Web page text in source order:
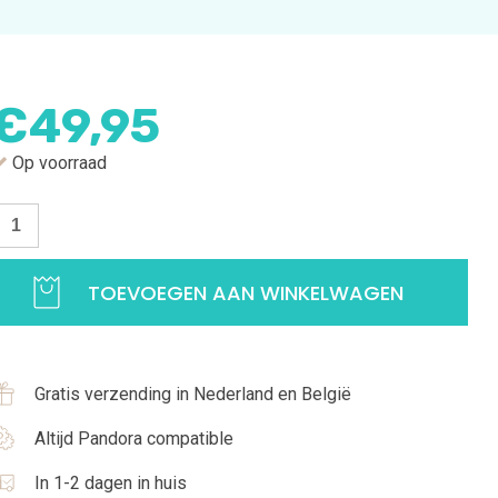
49,95
Op voorraad
Letter
zirkonia
TOEVOEGEN AAN WINKELWAGEN
Gratis verzending in Nederland en België
Altijd Pandora compatible
In 1-2 dagen in huis